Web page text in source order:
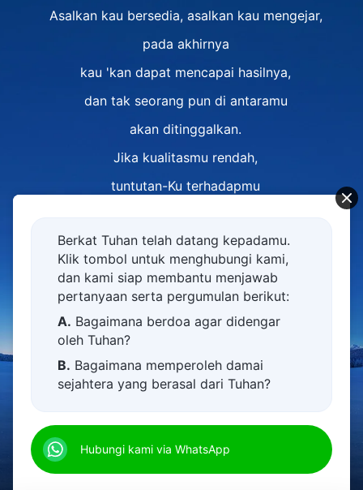
Asalkan kau bersedia, asalkan kau mengejar,
pada akhirnya
kau 'kan dapat mencapai hasilnya,
dan tak seorang pun di antaramu
akan ditinggalkan.
Jika kualitasmu rendah,
tuntutan-Ku terhadapmu
jika kualitasmu tinggi,
tuntutan-Ku terhadapmu
'kan sesuai dengan kualitasmu yang tinggi;
jika engkau bodoh dan buta huruf,
tuntutan-Ku terhadapmu
akan sesuai dengan kondisimu;
tuntutan-Ku terhadapmu
'kan sesuai dengan usiamu;
Berkat Tuhan telah datang kepadamu.
Klik tombol untuk menghubungi kami,
dan kami siap membantu menjawab
pertanyaan serta pergumulan berikut:
A. Bagaimana berdoa agar didengar
oleh Tuhan?
B. Bagaimana memperoleh damai
sejahtera yang berasal dari Tuhan?
D.
dekat kepada Tuhan.
E.Bagaimana menyambut kedatangan
Hubungi kami via WhatsApp